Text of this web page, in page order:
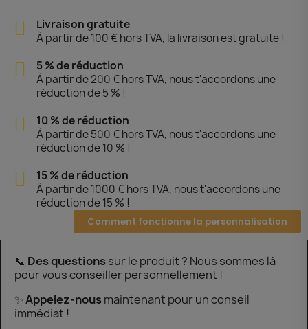
Livraison gratuite
À partir de 100 € hors TVA, la livraison est gratuite !
5 % de réduction
À partir de 200 € hors TVA, nous t'accordons une
réduction de 5 % !
10 % de réduction
À partir de 500 € hors TVA, nous t'accordons une
réduction de 10 % !
15 % de réduction
À partir de 1000 € hors TVA, nous t'accordons une
réduction de 15 % !
Comment fonctionne la personnalisation
📞 Des questionssur le produit ? Nous sommes là
pour vous conseiller personnellement !
✨Appelez-nousmaintenant pour un conseil
immédiat !